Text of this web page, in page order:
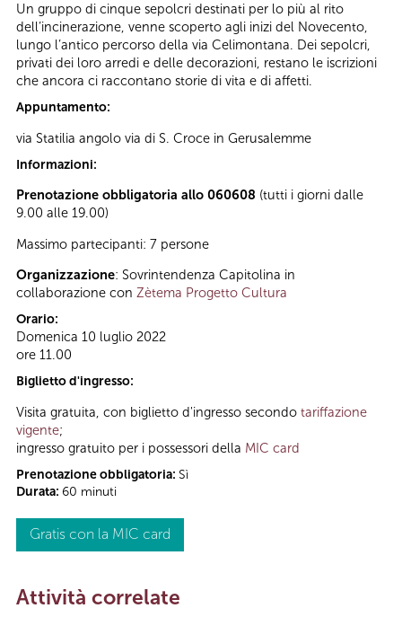
Un gruppo di cinque sepolcri destinati per lo più al rito
dell’incinerazione, venne scoperto agli inizi del Novecento,
lungo l’antico percorso della via Celimontana. Dei sepolcri,
privati dei loro arredi e delle decorazioni, restano le iscrizioni
che ancora ci raccontano storie di vita e di affetti.
Appuntamento:
via Statilia angolo via di S. Croce in Gerusalemme
Informazioni:
Prenotazione obbligatoria allo 060608 (tutti i giorni dalle
9.00 alle 19.00)
Massimo partecipanti: 7 persone
Organizzazione: Sovrintendenza Capitolina in
collaborazione con Zètema Progetto Cultura
Orario:
Domenica 10 luglio 2022
ore 11.00
Biglietto d'ingresso:
Visita gratuita, con biglietto d'ingresso secondo tariffazione
vigente;
ingresso gratuito per i possessori della MIC card
Prenotazione obbligatoria: Sì
Durata: 60 minuti
Gratis con la MIC card
Attività correlate